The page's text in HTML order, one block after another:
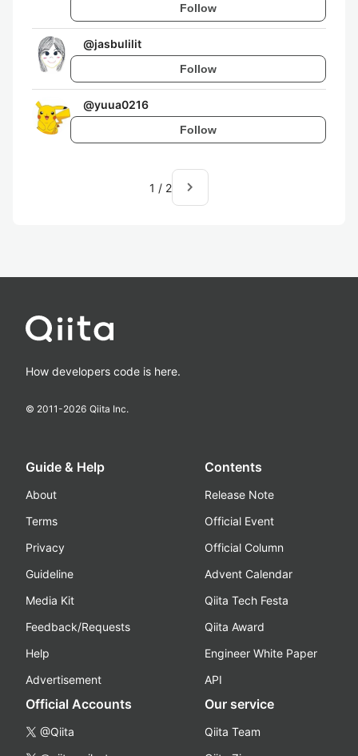
Follow
@jasbulilit
Follow
@yuua0216
Follow
1 / 2 navigate_next
How developers code is here.
© 2011-2026 Qiita Inc.
Guide & Help
About
Terms
Privacy
Guideline
Media Kit
Feedback/Requests
Help
Advertisement
Contents
Release Note
Official Event
Official Column
Advent Calendar
Qiita Tech Festa
Qiita Award
Engineer White Paper
API
Official Accounts
@Qiita
Our service
Qiita Team